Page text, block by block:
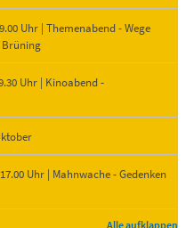
Uhr | Themenabend - Wege
Uhr | Kinoabend -
Uhr | Mahnwache - Gedenken
Alle aufklappen